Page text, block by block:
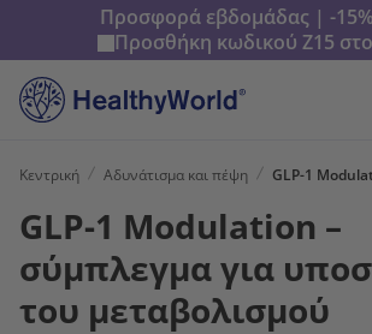
Προσφορά εβδομάδας | -
Προσθήκη κωδικού Z15
Κεντρική Αδυνάτισμα και πέψη
GLP-1 Modulation –
σύμπλεγμα για
του μεταβολισμού